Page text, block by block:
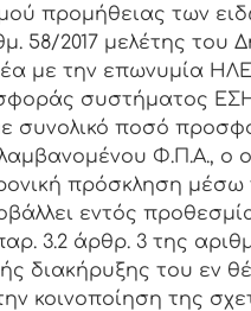
προμήθειας των
58/2017 μελέτης του
με την επωνυμία
συστήματος
συνολικό ποσό
Φ.Π.Α., ο
πρόσκληση μέσω
εντός
3.2 άρθρ. 3 της
διακήρυξης του εν
κοινοποίηση της